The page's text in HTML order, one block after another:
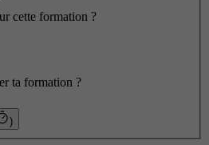
cette formation ?
ta formation ?
)